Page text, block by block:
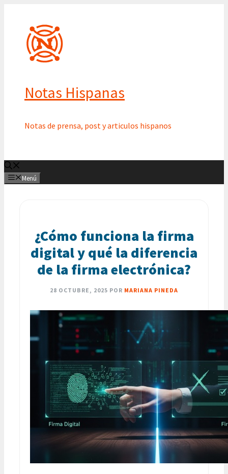
contenido
Notas Hispanas
Notas de prensa, post y articulos hispanos
Menú
¿Cómo funciona la firma
digital y qué la diferencia
de la firma electrónica?
28 OCTUBRE, 2025 POR MARIANA PINEDA